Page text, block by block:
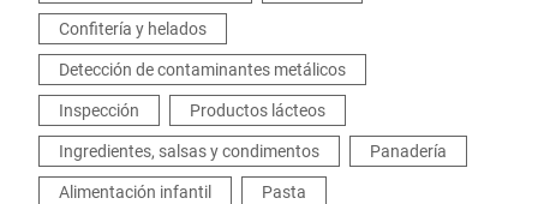
Confitería y helados
Detección de contaminantes metálicos
Inspección
Productos lácteos
Ingredientes, salsas y condimentos
Panadería
Alimentación infantil
Pasta